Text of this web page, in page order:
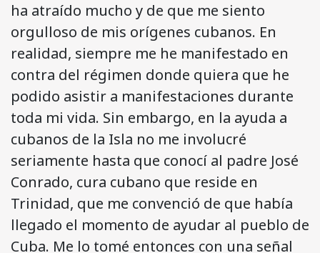
ha atraído mucho y de que me siento
orgulloso de mis orígenes cubanos. En
realidad, siempre me he manifestado en
contra del régimen donde quiera que he
podido asistir a manifestaciones durante
toda mi vida. Sin embargo, en la ayuda a
cubanos de la Isla no me involucré
seriamente hasta que conocí al padre José
Conrado, cura cubano que reside en
Trinidad, que me convenció de que había
llegado el momento de ayudar al pueblo de
Cuba. Me lo tomé entonces con una señal